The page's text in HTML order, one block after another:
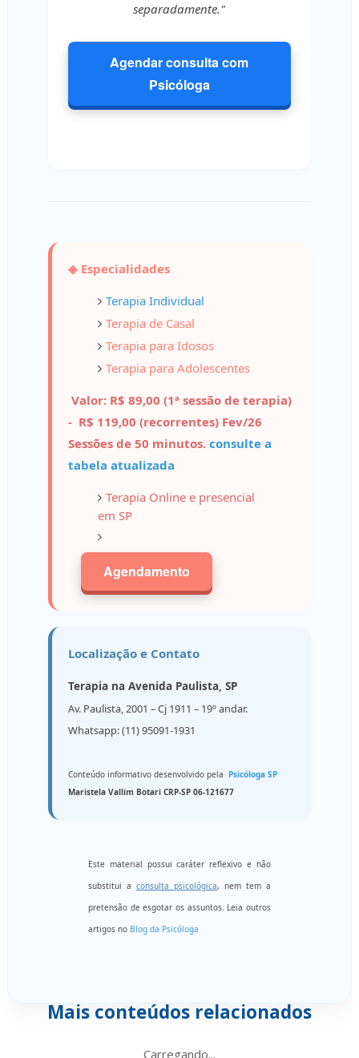
separadamente."
Agendar consulta com
Psicóloga
◈ Especialidades
Terapia Individual
Terapia de Casal
Terapia para Idosos
Terapia para Adolescentes
Valor: R$ 89,00 (1ª sessão de terapia)
- R$ 119,00 (recorrentes) Fev/26
Sessões de 50 minutos. consulte a
tabela atualizada
Terapia Online e presencial
em SP
Agendamento
Localização e Contato
Terapia na Avenida Paulista, SP
Av. Paulista, 2001 – Cj 1911 – 19º andar.
Whatsapp: (11) 95091-1931
Conteúdo informativo desenvolvido pela Psicóloga SP
Maristela Vallim Botari CRP-SP 06-121677
Este material possui caráter reflexivo e não
substitui a consulta psicológica, nem tem a
pretensão de esgotar os assuntos. Leia outros
artigos no Blog da Psicóloga
Mais conteúdos relacionados
Carregando...